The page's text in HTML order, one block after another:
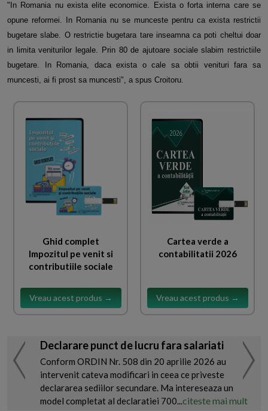
"In Romania nu exista elite economice. Exista o forta interna care se
opune reformei. In Romania nu se munceste pentru ca exista restrictii
bugetare slabe. O restrictie bugetara tare inseamna ca poti cheltui doar
in limita veniturilor legale. Prin 80 de ajutoare sociale slabim restrictiile
bugetare. In Romania, daca exista o cale sa obtii venituri fara sa
muncesti, ai fi prost sa muncesti", a spus Croitoru.
Ghid complet
Impozitul pe venit si
contributiile sociale
Vreau acest produs →
Cartea verde a
contabilitatii 2026
Vreau acest produs →
Declarare punct de lucru fara salariati
Conform ORDIN Nr. 508 din 20 aprilie 2026 au
intervenit cateva modificari in ceea ce priveste
declararea sediilor secundare. Ma intereseaza un
model completat al declaratiei 700...citeste mai mult